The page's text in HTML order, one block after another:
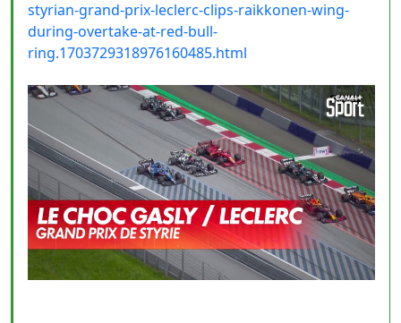
styrian-grand-prix-leclerc-clips-raikkonen-wing-
during-overtake-at-red-bull-
ring.1703729318976160485.html